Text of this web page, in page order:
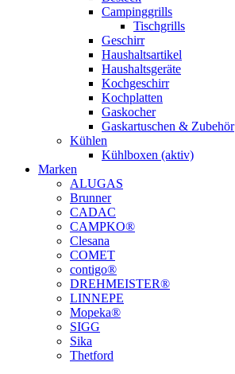
Campinggrills
Tischgrills
Geschirr
Haushaltsartikel
Haushaltsgeräte
Kochgeschirr
Kochplatten
Gaskocher
Gaskartuschen & Zubehör
Kühlen
Kühlboxen (aktiv)
Marken
ALUGAS
Brunner
CADAC
CAMPKO®
Clesana
COMET
contigo®
DREHMEISTER®
LINNEPE
Mopeka®
SIGG
Sika
Thetford